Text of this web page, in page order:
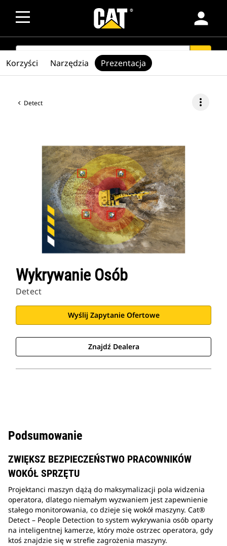
person
SEARCH
Detect more_vert
Wykrywanie Osób
Detect
Wyślij Zapytanie Ofertowe
Znajdź Dealera
Korzyści Narzędzia Prezentacja
Podsumowanie
ZWIĘKSZ BEZPIECZEŃSTWO PRACOWNIKÓW
WOKÓŁ SPRZĘTU
Projektanci maszyn dążą do maksymalizacji pola widzenia
operatora, dlatego niemałym wyzwaniem jest zapewnienie
stałego monitorowania, co dzieje się wokół maszyny. Cat®
Detect – People Detection to system wykrywania osób oparty
na inteligentnej kamerze, który może ostrzec operatora, gdy
ktoś znajdzie się w strefie zagrożenia maszyny.